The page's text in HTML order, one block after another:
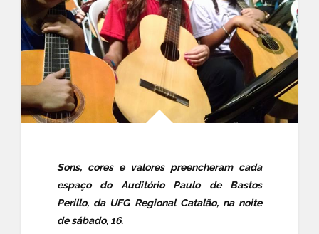
Sons, cores e valores preencheram cada
espaço do Auditório Paulo de Bastos
Perillo, da UFG Regional Catalão, na noite
de sábado, 16.